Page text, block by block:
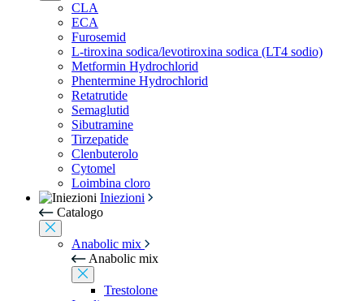
CLA
ECA
Furosemid
L-tiroxina sodica/levotiroxina sodica (LT4 sodio)
Metformin Hydrochlorid
Phentermine Hydrochlorid
Retatrutide
Semaglutid
Sibutramine
Tirzepatide
Clenbuterolo
Cytomel
Loimbina cloro
Iniezioni
Catalogo
Anabolic mix
Anabolic mix
Trestolone